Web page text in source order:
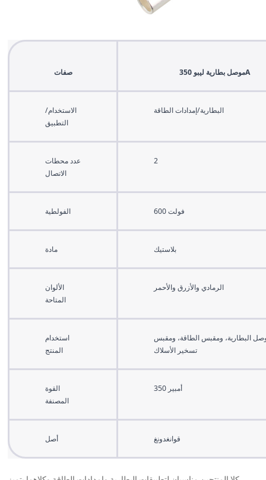
صفات موصل بطارية ليبو 350A
الاستخدام/
التطبيق
البطارية/إمدادات الطاقة
عدد محطات
الاتصال
2
الفولطية 600 فولت
مادة بلاستيك
الألوان
المتاحة
الرمادي والأزرق والأحمر
استخدام
المنتج
البطارية، ومقبس الطاقة، ومقبس
تسخير الأسلاك
القوة
المصنفة
350 أمبير
أصل قوانغدونغ